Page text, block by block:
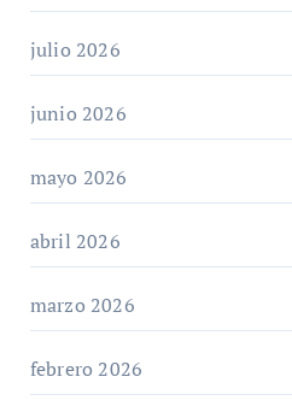
julio 2026
junio 2026
mayo 2026
abril 2026
marzo 2026
febrero 2026